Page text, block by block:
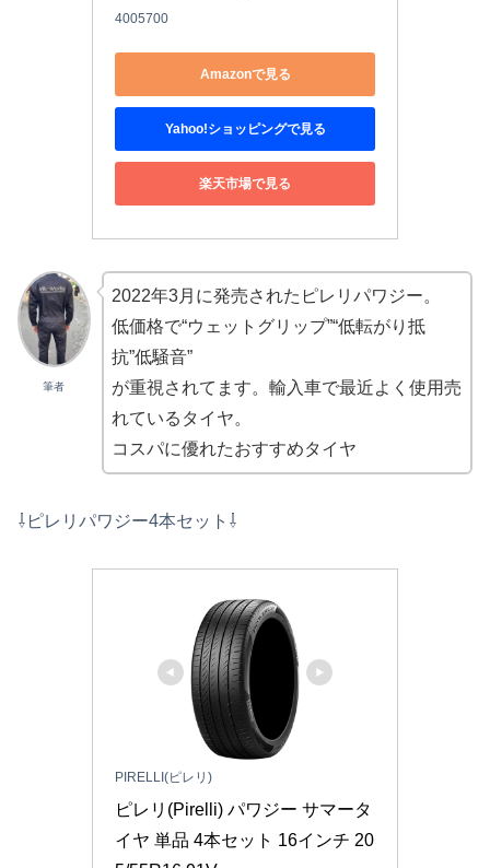
4005700
Amazonで見る
Yahoo!ショッピングで見る
楽天市場で見る
筆者
2022年3月に発売されたピレリパワジー。
低価格で“ウェットグリップ”“低転がり抵
抗”低騒音”
が重視されてます。輸入車で最近よく使用売
れているタイヤ。
コスパに優れたおすすめタイヤ
⇩ピレリパワジー4本セット⇩
PIRELLI(ピレリ)
ピレリ(Pirelli) パワジー サマータ
イヤ 単品 4本セット 16インチ 20